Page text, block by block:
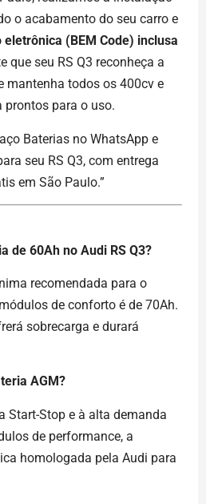
o acabamento do seu carro e
(BEM Code) inclusa
que seu RS Q3 reconheça a
mantenha todos os 400cv e
prontos para o uso.
Baterias no WhatsApp e
seu RS Q3, com entrega
em São Paulo.”
de 60Ah no Audi RS Q3?
recomendada para o
de conforto é de 70Ah.
sobrecarga e durará
AGM?
Start-Stop e à alta demanda
de performance, a
homologada pela Audi para